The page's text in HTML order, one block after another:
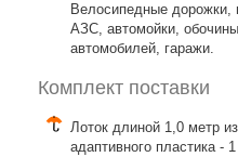
Велосипедные дорожки,
АЗС, автомойки, обочины
автомобилей, гаражи.
Комплект поставки
Лоток длиной 1,0 метр
адаптивного пластика -